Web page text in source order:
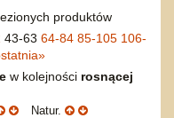
produktów
43-63 64-84 85-105 106-
»
w kolejności rosnącej
Natur.